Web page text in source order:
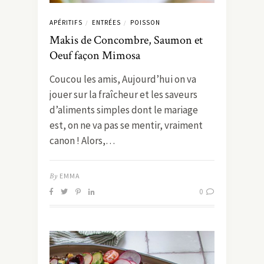
APÉRITIFS / ENTRÉES / POISSON
Makis de Concombre, Saumon et
Oeuf façon Mimosa
Coucou les amis, Aujourd’hui on va
jouer sur la fraîcheur et les saveurs
d’aliments simples dont le mariage
est, on ne va pas se mentir, vraiment
canon ! Alors,…
By EMMA
0